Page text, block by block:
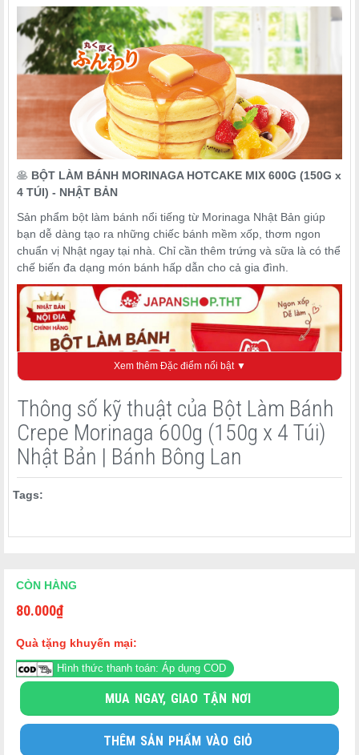
🥞 BỘT LÀM BÁNH MORINAGA HOTCAKE MIX 600G (150G x
4 TÚI) - NHẬT BẢN
Sản phẩm bột làm bánh nổi tiếng từ Morinaga Nhật Bản giúp
bạn dễ dàng tạo ra những chiếc bánh mềm xốp, thơm ngon
chuẩn vị Nhật ngay tại nhà. Chỉ cần thêm trứng và sữa là có thể
chế biến đa dạng món bánh hấp dẫn cho cả gia đình.
✅ Làm Cupcake, Muffin, Takoyaki Mini Cake
✅ Thành công ngay cả với người mới bắt đầu
✅ Đóng gói 4 túi nhỏ tiện sử dụng và bảo quản
✅ Tiết kiệm chi phí cho gia đình đông người
Xem thêm Đặc điểm nổi bật ▼
Thông số kỹ thuật của Bột Làm Bánh
Crepe Morinaga 600g (150g x 4 Túi)
Nhật Bản | Bánh Bông Lan
Tags:
CÒN HÀNG
80.000₫
Quà tặng khuyến mại:
Hình thức thanh toán: Áp dụng COD
MUA NGAY, GIAO TẬN NƠI
THÊM SẢN PHẨM VÀO GIỎ